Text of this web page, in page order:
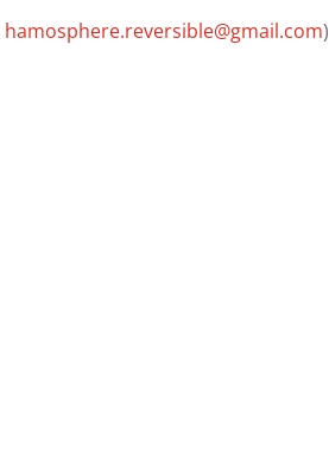
hamosphere.reversible@gmail.com)